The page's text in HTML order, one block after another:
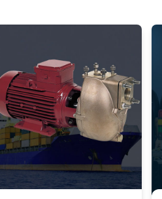
Add to existing cart row